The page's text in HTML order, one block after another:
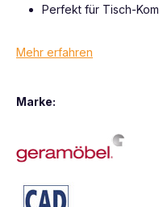
Perfekt für Tisch-
Mehr erfahren
Marke: